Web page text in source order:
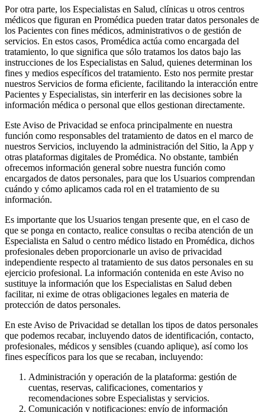
Por otra parte, los Especialistas en Salud, clínicas u otros centros
médicos que figuran en Promédica pueden tratar datos personales de
los Pacientes con fines médicos, administrativos o de gestión de
servicios. En estos casos, Promédica actúa como encargada del
tratamiento, lo que significa que sólo tratamos los datos bajo las
instrucciones de los Especialistas en Salud, quienes determinan los
fines y medios específicos del tratamiento. Esto nos permite prestar
nuestros Servicios de forma eficiente, facilitando la interacción entre
Pacientes y Especialistas, sin interferir en las decisiones sobre la
información médica o personal que ellos gestionan directamente.
Este Aviso de Privacidad se enfoca principalmente en nuestra
función como responsables del tratamiento de datos en el marco de
nuestros Servicios, incluyendo la administración del Sitio, la App y
otras plataformas digitales de Promédica. No obstante, también
ofrecemos información general sobre nuestra función como
encargados de datos personales, para que los Usuarios comprendan
cuándo y cómo aplicamos cada rol en el tratamiento de su
información.
Es importante que los Usuarios tengan presente que, en el caso de
que se ponga en contacto, realice consultas o reciba atención de un
Especialista en Salud o centro médico listado en Promédica, dichos
profesionales deben proporcionarle un aviso de privacidad
independiente respecto al tratamiento de sus datos personales en su
ejercicio profesional. La información contenida en este Aviso no
sustituye la información que los Especialistas en Salud deben
facilitar, ni exime de otras obligaciones legales en materia de
protección de datos personales.
En este Aviso de Privacidad se detallan los tipos de datos personales
que podemos recabar, incluyendo datos de identificación, contacto,
profesionales, médicos y sensibles (cuando aplique), así como los
fines específicos para los que se recaban, incluyendo:
Administración y operación de la plataforma: gestión de
cuentas, reservas, calificaciones, comentarios y
recomendaciones sobre Especialistas y servicios.
Comunicación y notificaciones: envío de información